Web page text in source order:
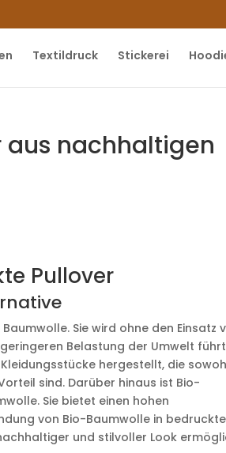
Textildruck Stickerei
nachhaltigen
Pullover
Sie wird ohne den Einsatz
Belastung der Umwelt
hergestellt, die
sind. Darüber hinaus ist Bio-
Sie bietet einen hohen
von Bio-Baumwolle in
und stilvoller Look